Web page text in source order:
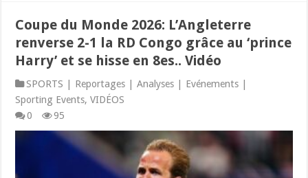
Coupe du Monde 2026: L’Angleterre
renverse 2-1 la RD Congo grâce au ‘prince
Harry’ et se hisse en 8es.. Vidéo
SPORTS | Reportages | Analyses | Evénements |
Sporting Events,VIDÉOS
0
95